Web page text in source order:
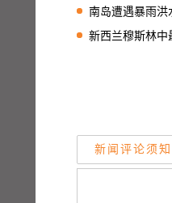
南岛遭遇暴雨洪
新西兰穆斯林中
新闻评论须知